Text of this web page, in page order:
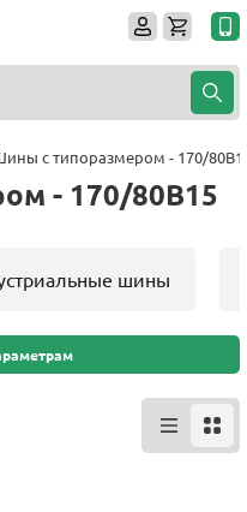
с типоразмером - 170/
- 170/80B15
шины